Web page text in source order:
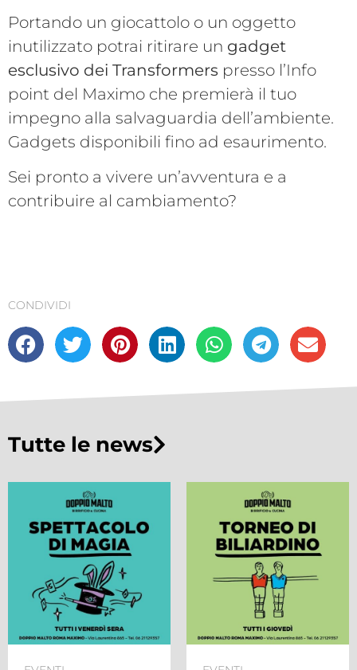
Portando un giocattolo o un oggetto
inutilizzato potrai ritirare un gadget
esclusivo dei Transformers presso l’Info
point del Maximo che premierà il tuo
impegno alla salvaguardia dell’ambiente.
Gadgets disponibili fino ad esaurimento.
Sei pronto a vivere un’avventura e a
contribuire al cambiamento?
CONDIVIDI
Tutte le news